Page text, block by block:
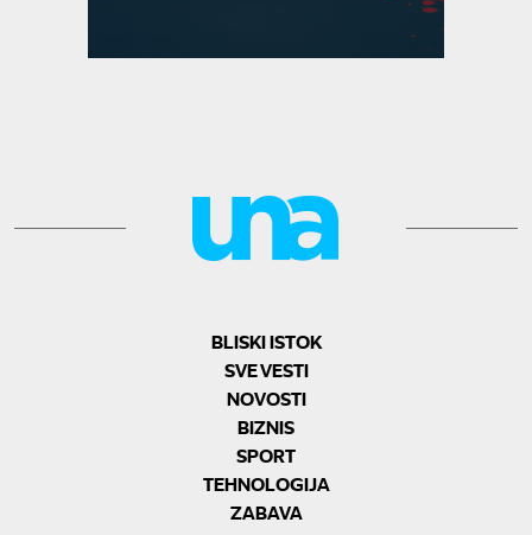
BLISKI ISTOK
SVE VESTI
NOVOSTI
BIZNIS
SPORT
TEHNOLOGIJA
ZABAVA